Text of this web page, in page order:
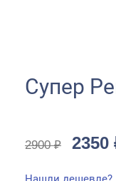
Супер
2900₽ 2350